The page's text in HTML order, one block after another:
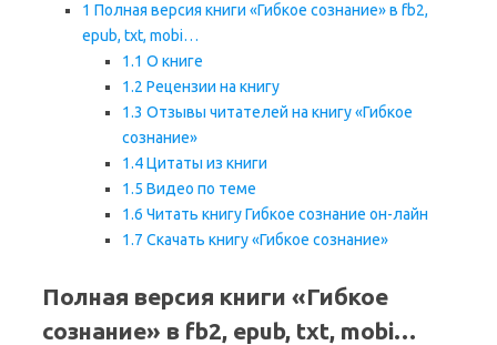
1 Полная версия книги «Гибкое сознание» в fb2,
epub, txt, mobi…
1.1 О книге
1.2 Рецензии на книгу
1.3 Отзывы читателей на книгу «Гибкое
сознание»
1.4Цитаты из книги
1.5 Видео по теме
1.6 Читать книгу Гибкое сознание он-лайн
1.7 Скачать книгу «Гибкое сознание»
Полная версия книги «Гибкое
сознание» в fb2, epub, txt, mobi…